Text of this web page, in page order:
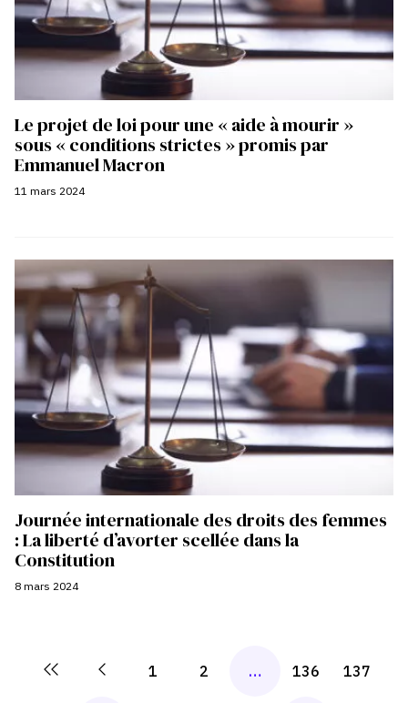
Le projet de loi pour une « aide à mourir »
sous « conditions strictes » promis par
Emmanuel Macron
11 mars 2024
Journée internationale des droits des femmes
: La liberté d’avorter scellée dans la
Constitution
8 mars 2024
1 2 … 136 137